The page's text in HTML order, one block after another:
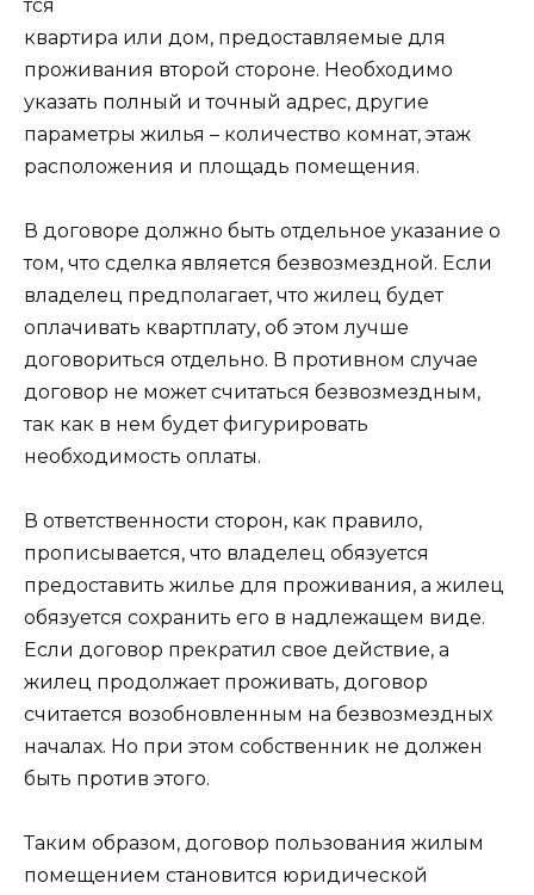
тся
квартира или дом, предоставляемые для
проживания второй стороне. Необходимо
указать полный и точный адрес, другие
параметры жилья – количество комнат, этаж
расположения и площадь помещения.
В договоре должно быть отдельное указание о
том, что сделка является безвозмездной. Если
владелец предполагает, что жилец будет
оплачивать квартплату, об этом лучше
договориться отдельно. В противном случае
договор не может считаться безвозмездным,
так как в нем будет фигурировать
необходимость оплаты.
В ответственности сторон, как правило,
прописывается, что владелец обязуется
предоставить жилье для проживания, а жилец
обязуется сохранить его в надлежащем виде.
Если договор прекратил свое действие, а
жилец продолжает проживать, договор
считается возобновленным на безвозмездных
началах. Но при этом собственник не должен
быть против этого.
Таким образом, договор пользования жилым
помещением становится юридической